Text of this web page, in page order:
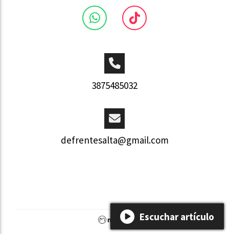
3875485032
defrentesalta@gmail.com
Escuchar artículo